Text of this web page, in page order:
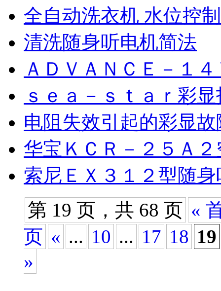
全自动洗衣机 水位控
清洗随身听电机简法
ＡＤＶＡＮＣＥ－１
ｓｅａ－ｓｔａｒ彩
电阻失效引起的彩显故
华宝ＫＣＲ－２５Ａ
索尼ＥＸ３１２型随
第 19 页，共 68 页 «
页 « ... 10 ... 17 18 19
»